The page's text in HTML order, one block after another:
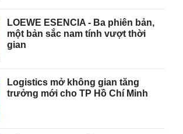
LOEWE ESENCIA - Ba phiên bản,
một bản sắc nam tính vượt thời
gian
Logistics mở không gian tăng
trưởng mới cho TP Hồ Chí Minh